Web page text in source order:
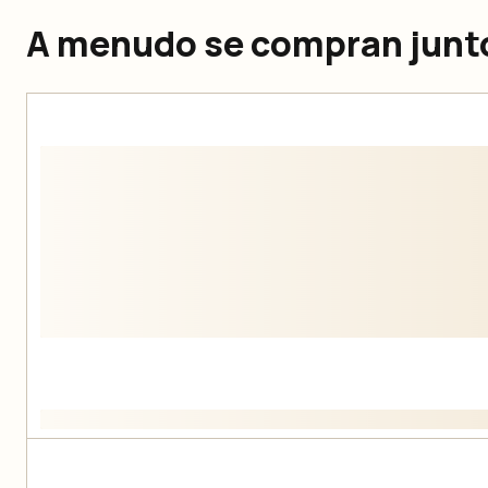
A menudo se compran